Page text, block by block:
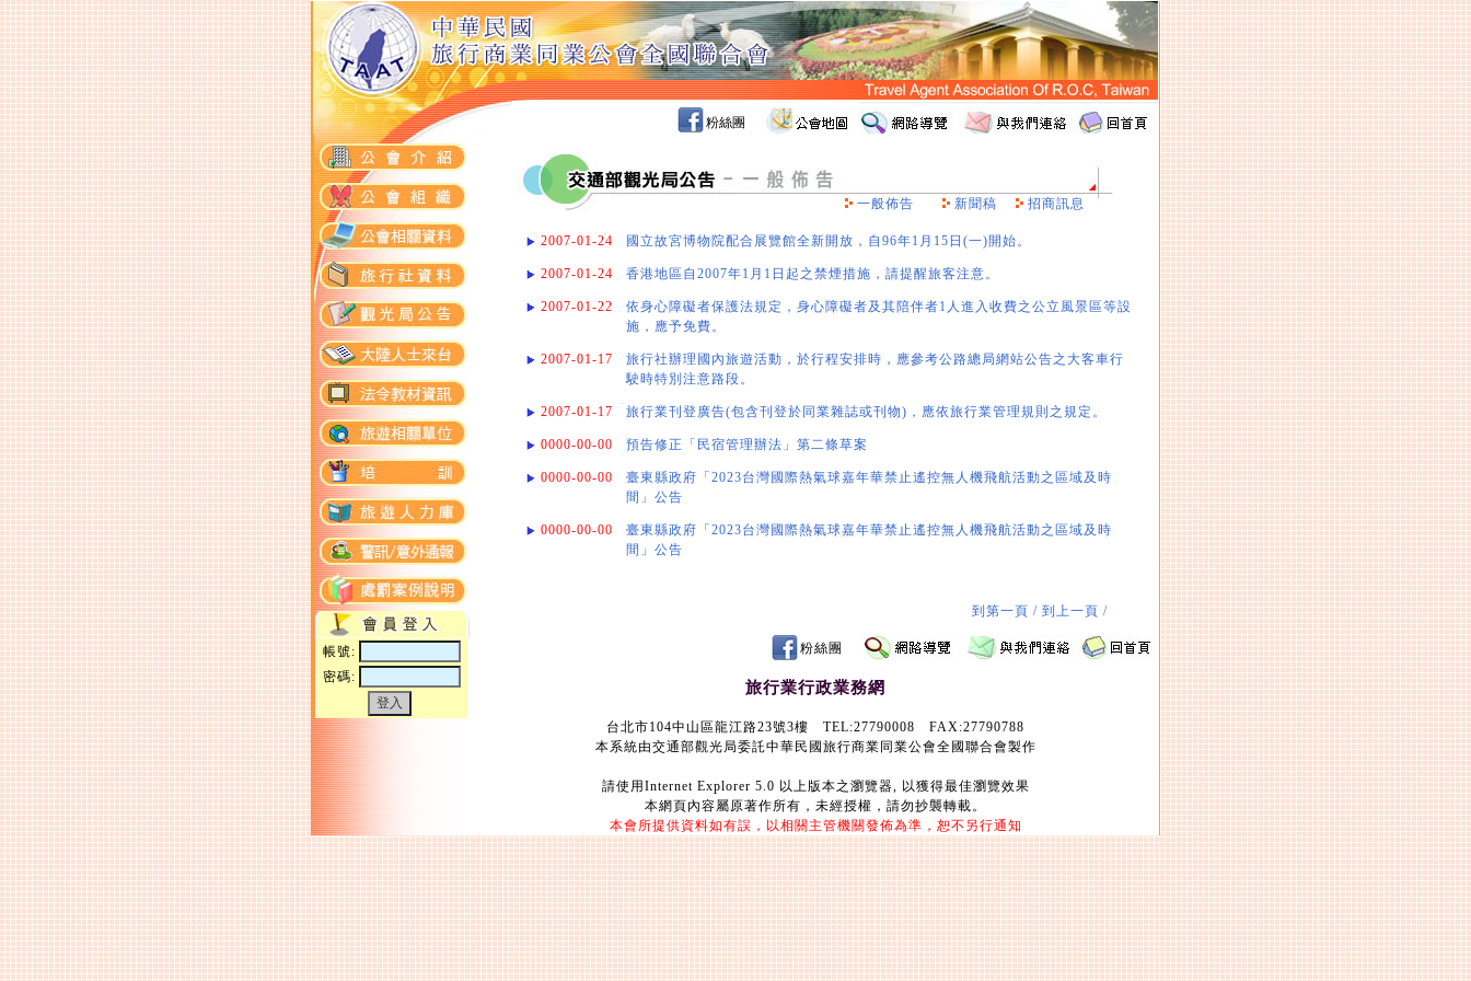
粉絲團
帳號:
密碼:
一般佈告 新聞稿 招商訊息
2007-01-24 國立故宮博物院配合展覽館全新開放，自96年1月15日(一)開始。
2007-01-24 香港地區自2007年1月1日起之禁煙措施，請提醒旅客注意。
2007-01-22
依身心障礙者保護法規定，身心障礙者及其陪伴者1人進入收費之公立風景區等設
施，應予免費。
2007-01-17
旅行社辦理國內旅遊活動，於行程安排時，應參考公路總局網站公告之大客車行
駛時特別注意路段。
2007-01-17 旅行業刊登廣告(包含刊登於同業雜誌或刊物)，應依旅行業管理規則之規定。
0000-00-00 預告修正「民宿管理辦法」第二條草案
0000-00-00
臺東縣政府「2023台灣國際熱氣球嘉年華禁止遙控無人機飛航活動之區域及時
間」公告
0000-00-00
臺東縣政府「2023台灣國際熱氣球嘉年華禁止遙控無人機飛航活動之區域及時
間」公告
到第一頁 / 到上一頁 /
粉絲團
旅行業行政業務網
台北市104中山區龍江路23號3樓 TEL:27790008 FAX:27790788
本系統由交通部觀光局委託中華民國旅行商業同業公會全國聯合會製作
請使用Internet Explorer 5.0 以上版本之瀏覽器, 以獲得最佳瀏覽效果
本網頁內容屬原著作所有，未經授權，請勿抄襲轉載。
本會所提供資料如有誤，以相關主管機關發佈為準，恕不另行通知